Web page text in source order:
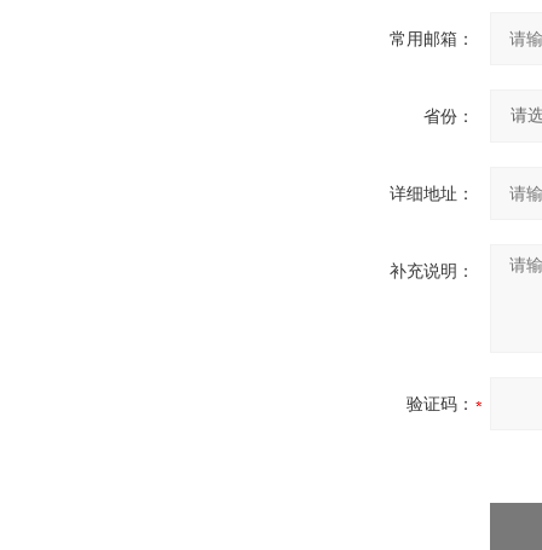
常用邮箱：
省份：
详细地址：
补充说明：
验证码：